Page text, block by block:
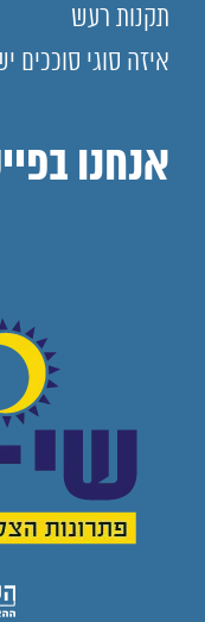
תקנות רעש
איזה סוגי סוככים
אנחנו